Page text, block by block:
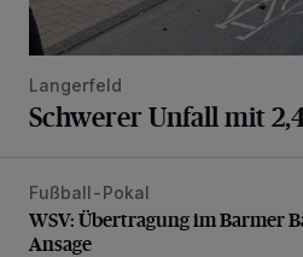
Langerfeld
Schwerer Unfall mit
WSV: Übertragung im Barmer
Fußball-Pokal
WSV: Übertragung im Barmer
Ansage